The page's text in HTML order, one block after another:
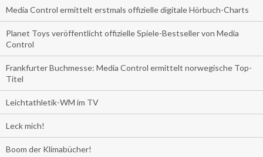
Media Control ermittelt erstmals offizielle digitale Hörbuch-Charts
Planet Toys veröffentlicht offizielle Spiele-Bestseller von Media
Control
Frankfurter Buchmesse: Media Control ermittelt norwegische Top-
Titel
Leichtathletik-WM im TV
Leck mich!
Boom der Klimabücher!